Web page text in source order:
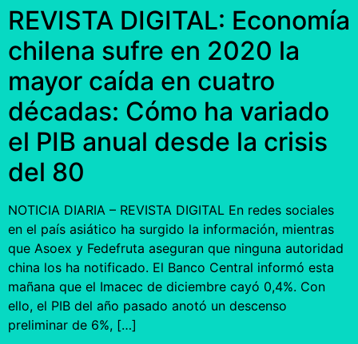
REVISTA DIGITAL: Economía
chilena sufre en 2020 la
mayor caída en cuatro
décadas: Cómo ha variado
el PIB anual desde la crisis
del 80
NOTICIA DIARIA – REVISTA DIGITAL En redes sociales
en el país asiático ha surgido la información, mientras
que Asoex y Fedefruta aseguran que ninguna autoridad
china los ha notificado. El Banco Central informó esta
mañana que el Imacec de diciembre cayó 0,4%. Con
ello, el PIB del año pasado anotó un descenso
preliminar de 6%, […]